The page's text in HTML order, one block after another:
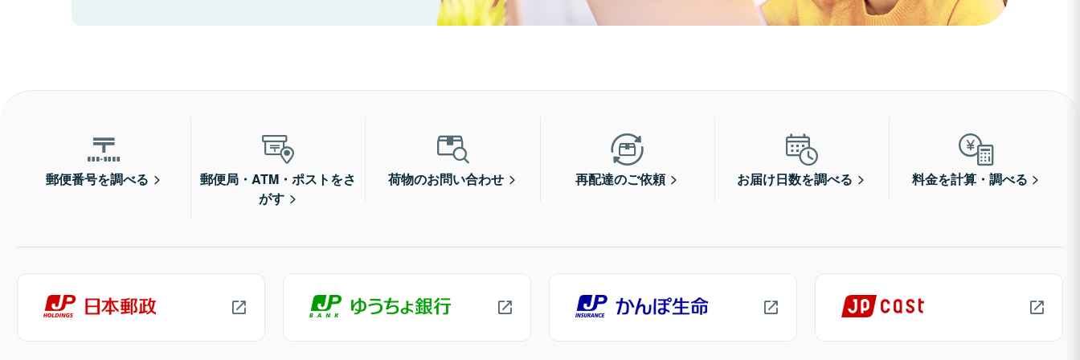
郵便番号を調べる
郵便局・ATM・ポストをさ
がす
荷物のお問い合わせ 再配達のご依頼 お届け日数を調べる 料金を計算・調べる